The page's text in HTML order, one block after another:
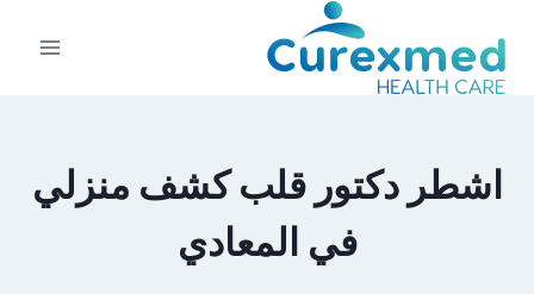
المحتوى
اشطر دكتور قلب كشف منزلي
في المعادي